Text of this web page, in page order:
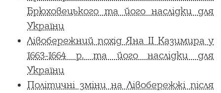
Брюховецького та його наслідки для
України
Лівобережний похід Яна II Казимира у
1663-1664 р. та його наслідки для
України
Політичні зміни на Лівобережжі після